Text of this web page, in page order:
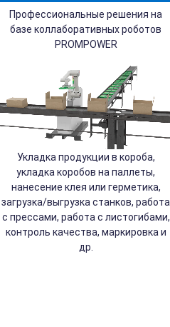
Профессиональные решения на
базе коллаборативных роботов
PROMPOWER
Укладка продукции в короба,
укладка коробов на паллеты,
нанесение клея или герметика,
загрузка/выгрузка станков, работа
с прессами, работа с листогибами,
контроль качества, маркировка и
др.